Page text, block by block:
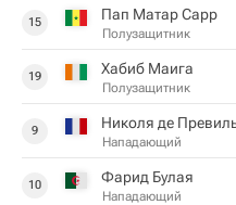
15 Пап Матар Сарр
Полузащитник
19 Хабиб Маига
Полузащитник
9 Николя де
Нападающий
10 Фарид Булая
Нападающий